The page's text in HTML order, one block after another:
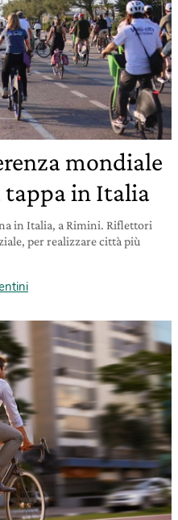
mondiale
tappa in Italia
in Italia, a Rimini. Riflettori
per realizzare città più